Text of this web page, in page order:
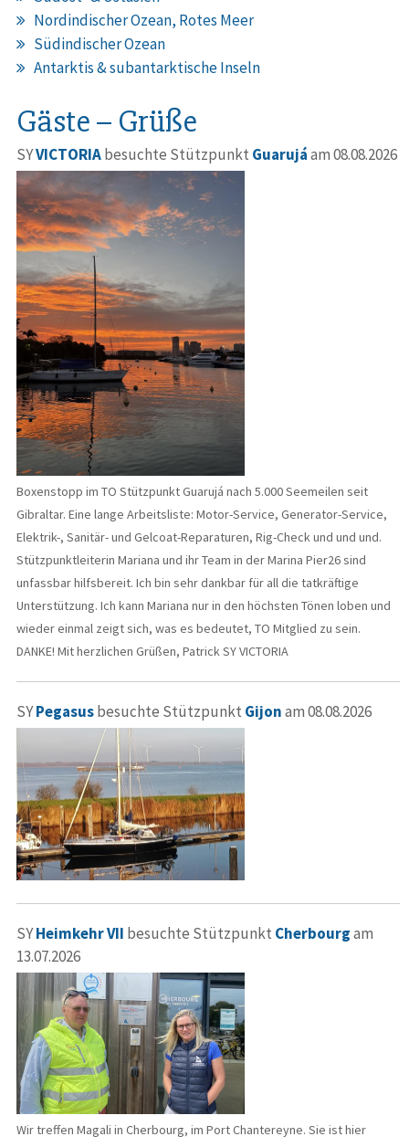
Nordindischer Ozean, Rotes Meer
Südindischer Ozean
Antarktis & subantarktische Inseln
Gäste – Grüße
SYVICTORIAbesuchte Stützpunkt Guarujáam 08.08.2026
Boxenstopp im TO Stützpunkt Guarujá nach 5.000 Seemeilen seit
Gibraltar. Eine lange Arbeitsliste: Motor-Service, Generator-Service,
Elektrik-, Sanitär- und Gelcoat-Reparaturen, Rig-Check und und und.
Stützpunktleiterin Mariana und ihr Team in der Marina Pier26 sind
unfassbar hilfsbereit. Ich bin sehr dankbar für all die tatkräftige
Unterstützung. Ich kann Mariana nur in den höchsten Tönen loben und
wieder einmal zeigt sich, was es bedeutet, TO Mitglied zu sein.
DANKE! Mit herzlichen Grüßen, Patrick SY VICTORIA
SYPegasusbesuchte Stützpunkt Gijonam 08.08.2026
SYHeimkehr VII besuchte Stützpunkt Cherbourgam
13.07.2026
Wir treffen Magali in Cherbourg, im Port Chantereyne. Sie ist hier